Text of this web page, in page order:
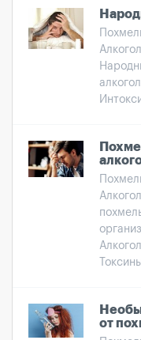
от